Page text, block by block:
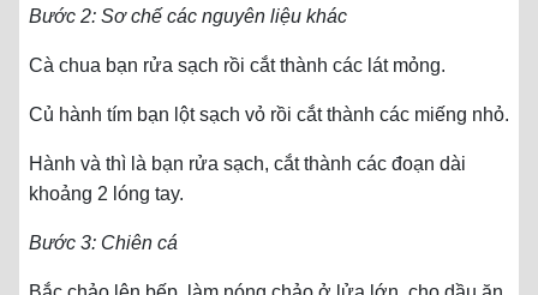
Bước 2: Sơ chế các nguyên liệu khác
Cà chua bạn rửa sạch rồi cắt thành các lát mỏng.
Củ hành tím bạn lột sạch vỏ rồi cắt thành các miếng nhỏ.
Hành và thì là bạn rửa sạch, cắt thành các đoạn dài
khoảng 2 lóng tay.
Bước 3: Chiên cá